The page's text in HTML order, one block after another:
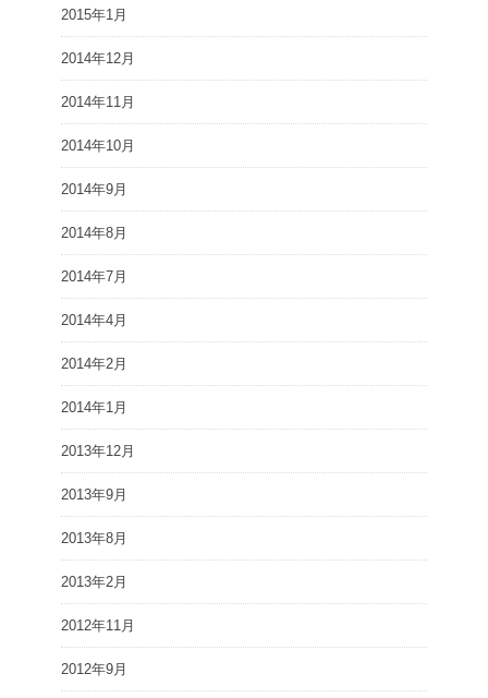
2015年1月
2014年12月
2014年11月
2014年10月
2014年9月
2014年8月
2014年7月
2014年4月
2014年2月
2014年1月
2013年12月
2013年9月
2013年8月
2013年2月
2012年11月
2012年9月